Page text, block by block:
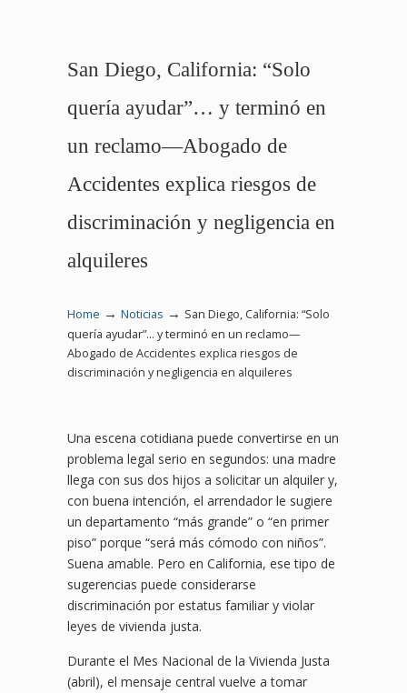
San Diego, California: “Solo
quería ayudar”… y terminó en
un reclamo—Abogado de
Accidentes explica riesgos de
discriminación y negligencia en
alquileres
Home → Noticias → San Diego, California: “Solo
quería ayudar”… y terminó en un reclamo—
Abogado de Accidentes explica riesgos de
discriminación y negligencia en alquileres
Una escena cotidiana puede convertirse en un
problema legal serio en segundos: una madre
llega con sus dos hijos a solicitar un alquiler y,
con buena intención, el arrendador le sugiere
un departamento “más grande” o “en primer
piso” porque “será más cómodo con niños”.
Suena amable. Pero en California, ese tipo de
sugerencias puede considerarse
discriminación por estatus familiar y violar
leyes de vivienda justa.
Durante el Mes Nacional de la Vivienda Justa
(abril), el mensaje central vuelve a tomar